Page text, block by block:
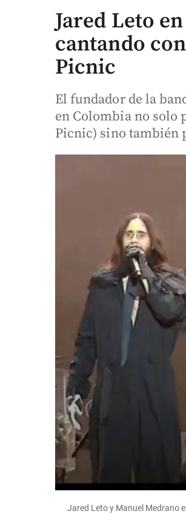
Jared Leto
cantando
Picnic
El fundador de la
en Colombia no solo
Picnic) sino también
Jared Leto y Manuel Medrano